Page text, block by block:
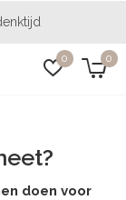
0 0
doen voor